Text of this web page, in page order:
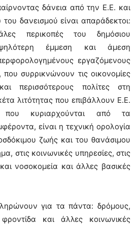
δάνεια από την Ε.Ε. και
δανεισμού είναι απαράδεκτοι:
περικοπές του δημόσιου
έμμεση και άμεση
εργαζόμενους
που συρρικνώνουν τις οικονομίες
περισσότερους πολίτες στη
λιτότητας που επιβάλλουν Ε.Ε.
κυριαρχούνται από τα
είναι η τεχνική ορολογία
ζωής και του θανάσιμου
στις κοινωνικές υπηρεσίες, στις
νοσοκομεία και άλλες βασικές
για τα πάντα: δρόμους,
φροντίδα και άλλες κοινωνικές